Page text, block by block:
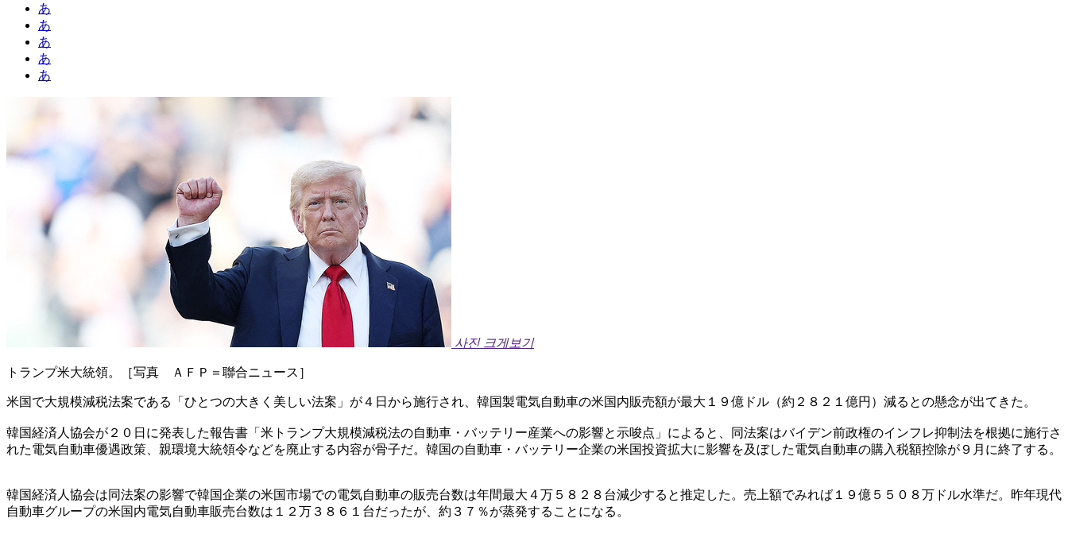
あ
あ
あ
あ
あ
사진 크게보기
トランプ米大統領。［写真 ＡＦＰ＝聯合ニュース］
米国で大規模減税法案である「ひとつの大きく美しい法案」が４日から施行され、韓国製電気自動車の米国内販売額が最大１９億ドル（約２８２１億円）減るとの懸念が出てきた。
韓国経済人協会が２０日に発表した報告書「米トランプ大規模減税法の自動車・バッテリー産業への影響と示唆点」によると、同法案はバイデン前政権のインフレ抑制法を根拠に施行さ
れた電気自動車優遇政策、親環境大統領令などを廃止する内容が骨子だ。韓国の自動車・バッテリー企業の米国投資拡大に影響を及ぼした電気自動車の購入税額控除が９月に終了する。
韓国経済人協会は同法案の影響で韓国企業の米国市場での電気自動車の販売台数は年間最大４万５８２８台減少すると推定した。売上額でみれば１９億５５０８万ドル水準だ。昨年現代
自動車グループの米国内電気自動車販売台数は１２万３８６１台だったが、約３７％が蒸発することになる。